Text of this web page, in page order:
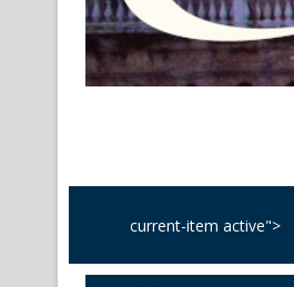
current-item active">